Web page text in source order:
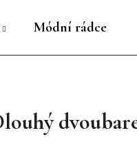
Módní rádce
HLEDAT